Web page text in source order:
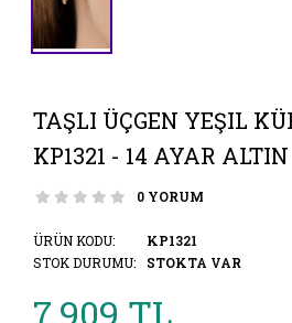
TAŞLI ÜÇGEN YEŞIL
KP1321 - 14 AYAR ALTIN
0 YORUM
ÜRÜN KODU:
STOK DURUMU:
KP1321
STOKTA VAR
7.909 TL